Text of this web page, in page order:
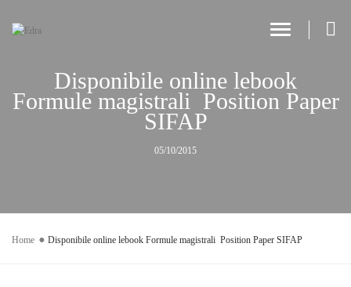
Toggle
Disponibile online lebook
Formule magistrali  Position Paper
SIFAP
05/10/2015
Home Disponibile online lebook Formule magistrali  Position Paper SIFAP